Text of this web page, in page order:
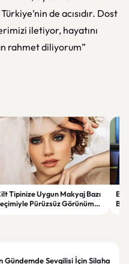
de acısıdır. Dost
iletiyor, hayatını
rahmet diliyorum”
Tipinize Uygun Makyaj Bazı
Pürüzsüz Görünümün
Bir
Gündemde Sevgilisi İçin Silaha